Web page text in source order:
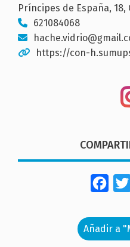
Príncipes de España, 18,
621084068
https://con-
Añadir a